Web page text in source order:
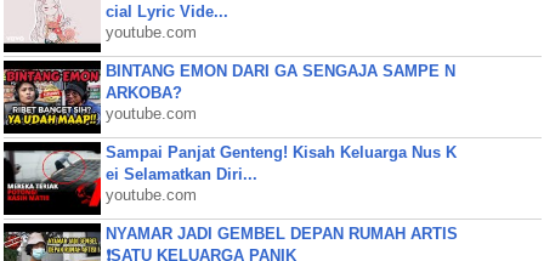
cial Lyric Vide...
youtube.com
BINTANG EMON DARI GA SENGAJA SAMPE N
ARKOBA?
youtube.com
Sampai Panjat Genteng! Kisah Keluarga Nus K
ei Selamatkan Diri...
youtube.com
NYAMAR JADI GEMBEL DEPAN RUMAH ARTIS
❗SATU KELUARGA PANIK